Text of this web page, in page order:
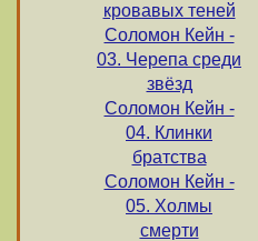
кровавых теней
Соломон Кейн -
03. Черепа среди
звёзд
Соломон Кейн -
04. Клинки
братства
Соломон Кейн -
05. Холмы
смерти